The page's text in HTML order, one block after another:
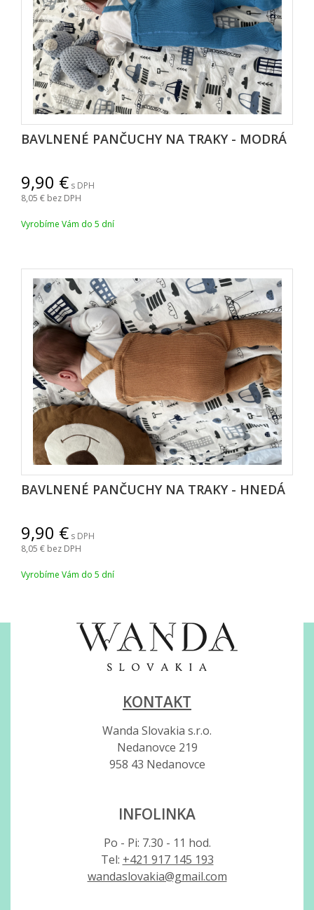
BAVLNENÉ PANČUCHY NA TRAKY - MODRÁ
9,90
s DPH
8,05 bez DPH
Vyrobíme Vám do 5 dní
BAVLNENÉ PANČUCHY NA TRAKY - HNEDÁ
9,90
s DPH
8,05 bez DPH
Vyrobíme Vám do 5 dní
KONTAKT
Wanda Slovakia s.r.o.
Nedanovce 219
958 43 Nedanovce
INFOLINKA
Po - Pi: 7.30 - 11 hod.
Tel: +421 917 145 193
wandaslovakia@gmail.com